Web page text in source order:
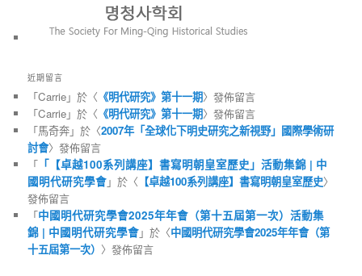
近期留言
「Carrie」於〈 《明代研究》第十一期〉發佈留言
「Carrie」於〈 《明代研究》第十一期〉發佈留言
「馬奇奔」於〈2007年「全球化下明史研究之新視野」國際學術研
討會〉發佈留言
「 「【卓越100系列講座】書寫明朝皇室歷史」活動集錦 | 中
國明代研究學會」於〈 【卓越100系列講座】書寫明朝皇室歷史〉
發佈留言
「中國明代研究學會2025年年會（第十五屆第一次）活動集
錦 | 中國明代研究學會」於〈中國明代研究學會2025年年會（第
十五屆第一次） 〉發佈留言